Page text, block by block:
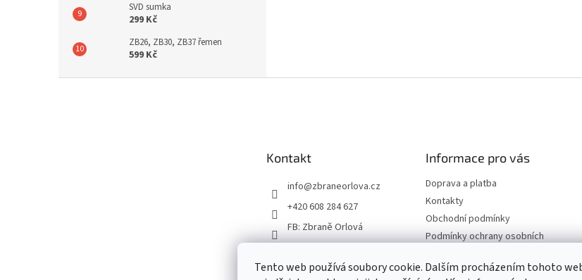
Tento web používá soubory cookie. Dalším procházením tohoto
SVD sumka
299 Kč
ZB26, ZB30, ZB37 řemen
599 Kč
Kontakt
info@zbraneorlova.cz
+420 608 284 627
FB: Zbraně Orlová
Informace pro vás
Doprava a platba
Kontakty
Obchodní podmínky
Podmínky ochrany osobních
Reklamační řád